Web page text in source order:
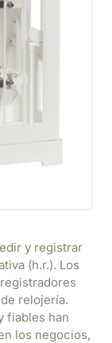
y registrar
(h.r.). Los
relojería.
fiables han
los negocios,